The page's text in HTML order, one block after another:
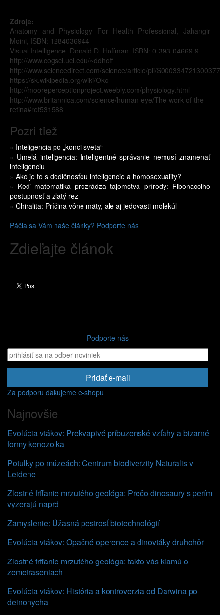
Zdroje:
Anatomy and Physiology For Health Professional, Jahangir
Moini, ISBN: 1284036944
Visual Intelligence, Donald D. Hoffman, ISBN: 0-393-04669-9
http://www.cogsci.uci.edu/~ddhoff
http://www.sciencedirect.com/science/article/pii/
https://sk.wikipedia.org/wiki/Oko
http://mooreperceptionproject.weebly.com/physiology.html
http://www.britannica.com/science/human-eye/The-work-of-the-
retina#ref531588
Pozri tiež
» Inteligencia po „konci sveta“
» Umelá inteligencia: Inteligentné správanie nemusí znamenať
inteligenciu
» Ako je to s dedičnosťou inteligencie a homosexuality?
» Keď matematika prezrádza tajomstvá prírody: Fibonacciho
postupnosť a zlatý rez
» Chiralita: Príčina vône mäty, ale aj jedovasti molekúl
Páčia sa Vám naše články? Podporte nás
Zdieľajte článok
Podporte nás
Pridať e-mail
Za podporu ďakujeme e-shopu
Najnovšie
Evolúcia vtákov: Prekvapivé príbuzenské vzťahy a bizarné
formy kenozoika
Potulky po múzeách: Centrum biodiverzity Naturalis v
Leidene
Zlostné frfľanie mrzutého geológa: Prečo dinosaury s perím
vyzerajú naprd
Zamyslenie: Úžasná pestrosť biotechnológií
Evolúcia vtákov: Opačné operence a dinovtáky druhohôr
Zlostné frfľanie mrzutého geológa: takto vás klamú o
zemetraseniach
Evolúcia vtákov: História a kontroverzia od Darwina po
deinonycha